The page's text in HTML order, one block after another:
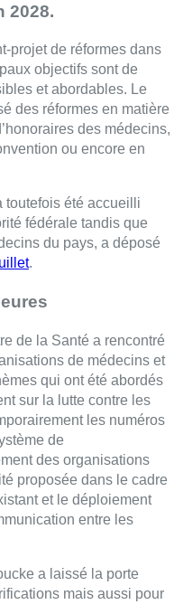
2028.
projet de réformes dans
objectifs sont de
et abordables. Le
des réformes en matière
des médecins,
ou encore en
toutefois été accueilli
fédérale tandis que
du pays, a déposé
.
de la Santé a rencontré
de médecins et
qui ont été abordés
sur la lutte contre les
les numéros
de
des organisations
proposée dans le cadre
et le déploiement
entre les
a laissé la porte
mais aussi pour